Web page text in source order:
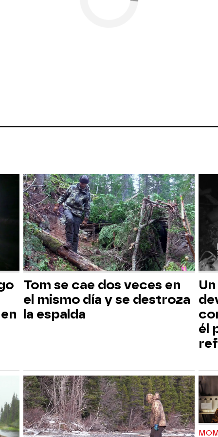
Tom se cae dos veces en
el mismo día y se destroza
la espalda
él